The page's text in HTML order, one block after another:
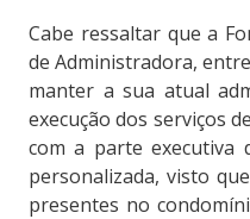
Cabe ressaltar que a
de Administradora,
manter a sua atual
execução dos serviços
com a parte executiva
personalizada, visto
presentes no